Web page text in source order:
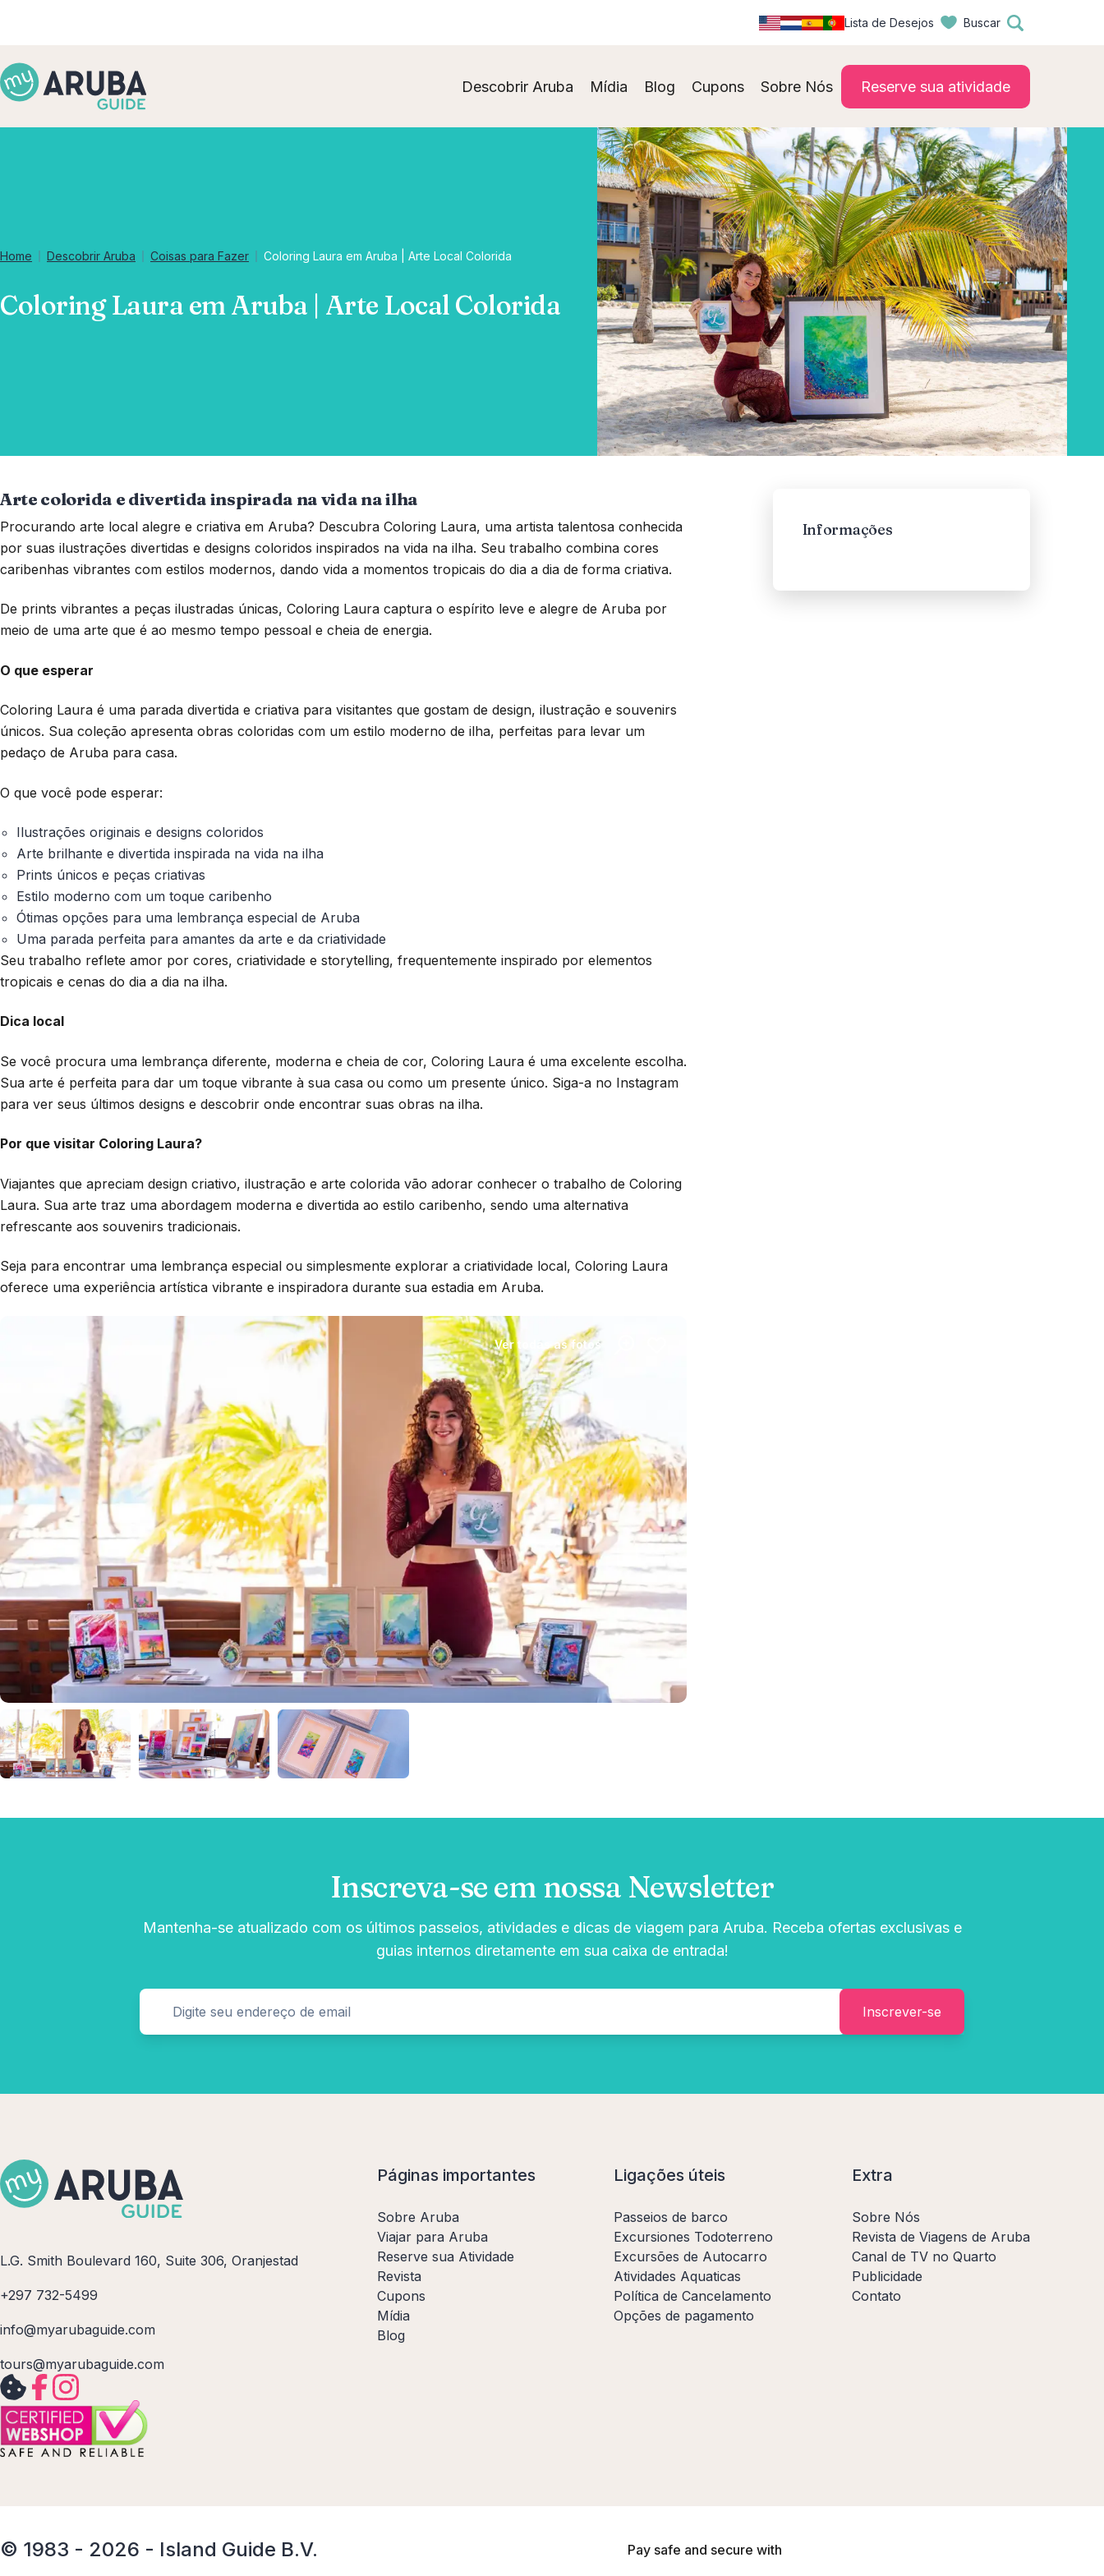
Lista de Desejos Buscar
Descobrir Aruba Mídia Blog Cupons Sobre Nós Reserve sua atividade
Home Descobrir Aruba Coisas para Fazer Coloring Laura em Aruba | Arte Local Colorida
Coloring Laura em Aruba | Arte Local Colorida
Arte colorida e divertida inspirada na vida na ilha
Procurando arte local alegre e criativa em Aruba? Descubra Coloring Laura, uma artista talentosa conhecida
por suas ilustrações divertidas e designs coloridos inspirados na vida na ilha. Seu trabalho combina cores
caribenhas vibrantes com estilos modernos, dando vida a momentos tropicais do dia a dia de forma criativa.
De prints vibrantes a peças ilustradas únicas, Coloring Laura captura o espírito leve e alegre de Aruba por
meio de uma arte que é ao mesmo tempo pessoal e cheia de energia.
O que esperar
Coloring Laura é uma parada divertida e criativa para visitantes que gostam de design, ilustração e souvenirs
únicos. Sua coleção apresenta obras coloridas com um estilo moderno de ilha, perfeitas para levar um
pedaço de Aruba para casa.
O que você pode esperar:
Ilustrações originais e designs coloridos
Arte brilhante e divertida inspirada na vida na ilha
Prints únicos e peças criativas
Estilo moderno com um toque caribenho
Ótimas opções para uma lembrança especial de Aruba
Uma parada perfeita para amantes da arte e da criatividade
Seu trabalho reflete amor por cores, criatividade e storytelling, frequentemente inspirado por elementos
tropicais e cenas do dia a dia na ilha.
Dica local
Se você procura uma lembrança diferente, moderna e cheia de cor, Coloring Laura é uma excelente escolha.
Sua arte é perfeita para dar um toque vibrante à sua casa ou como um presente único. Siga-a no Instagram
para ver seus últimos designs e descobrir onde encontrar suas obras na ilha.
Por que visitar Coloring Laura?
Viajantes que apreciam design criativo, ilustração e arte colorida vão adorar conhecer o trabalho de Coloring
Laura. Sua arte traz uma abordagem moderna e divertida ao estilo caribenho, sendo uma alternativa
refrescante aos souvenirs tradicionais.
Seja para encontrar uma lembrança especial ou simplesmente explorar a criatividade local, Coloring Laura
oferece uma experiência artística vibrante e inspiradora durante sua estadia em Aruba.
Ver todas as fotos
Informações
Inscreva-se em nossa Newsletter
Mantenha-se atualizado com os últimos passeios, atividades e dicas de viagem para Aruba. Receba ofertas exclusivas e
guias internos diretamente em sua caixa de entrada!
Inscrever-se
L.G. Smith Boulevard 160, Suite 306, Oranjestad
+297 732-5499
info@myarubaguide.com
tours@myarubaguide.com
Páginas importantes
Sobre Aruba
Viajar para Aruba
Reserve sua Atividade
Revista
Cupons
Mídia
Blog
Ligações úteis
Passeios de barco
Excursiones Todoterreno
Excursões de Autocarro
Atividades Aquaticas
Política de Cancelamento
Opções de pagamento
Extra
Sobre Nós
Revista de Viagens de Aruba
Canal de TV no Quarto
Publicidade
Contato
© 1983 - 2026 - Island Guide B.V. Pay safe and secure with